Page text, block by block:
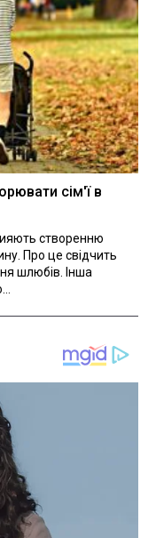
сім'ї в
створенню
Про це свідчить
шлюбів. Інша